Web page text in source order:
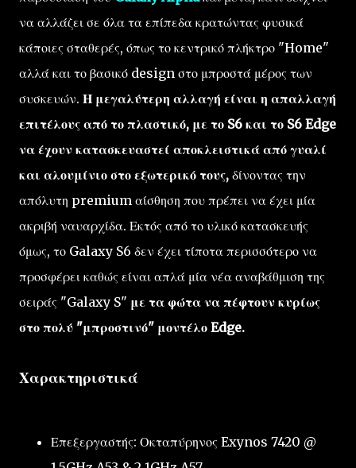
να αλλάζει σε όλα τα επίπεδα κρατώντας φυσικά
κάποιες σταθερές, όπως το κεντρικό πλήκτρο "Home"
αλλά και το βασικό design στο μπροστά μέρος των
συσκευών. Η μεγαλύτερη αλλαγή είναι η απαλλαγή
επιτέλους από το πλαστικό, με το S6 και το S6 Edge
να έχουν κατασκευαστεί αποκλειστικά από γυαλί
και αλουμίνιο στο εξωτερικό τους, δίνοντας την
απόλυτη premium αίσθηση που πρέπει να έχει μία
ακριβή ναυαρχίδα. Εκτός από το υλικό κατασκευής
όμως, το Galaxy S6 δεν έχει τίποτα περισσότερο να
προσφέρει καθώς είναι απλά μία νέα αναβάθμιση της
σειράς "Galaxy S" με τα φώτα να πέφτουν κυρίως
στο πολύ "μπροστινό" μοντέλο Edge.
Χαρακτηριστικά
Επεξεργαστής: Οκταπύρηνος Exynos 7420 @